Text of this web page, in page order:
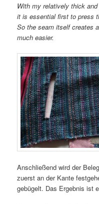
With my relatively thick
it is essential first to press
So the seam itself creates
much easier.
Anschließend wird der
zuerst an der Kante
gebügelt. Das Ergebnis ist